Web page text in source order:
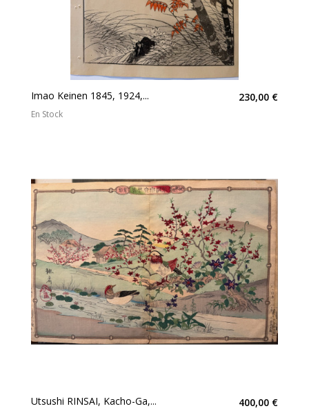
Imao Keinen 1845, 1924,... 230,00 €
En Stock
Utsushi RINSAI, Kacho-Ga,... 400,00 €